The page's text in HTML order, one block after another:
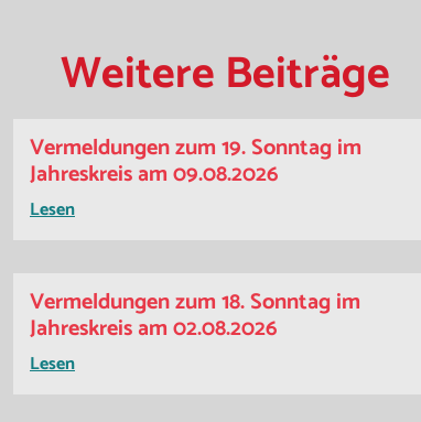
Weitere Beiträge
Vermeldungen zum 19. Sonntag im
Jahreskreis am 09.08.2026
Lesen
Vermeldungen zum 18. Sonntag im
Jahreskreis am 02.08.2026
Lesen